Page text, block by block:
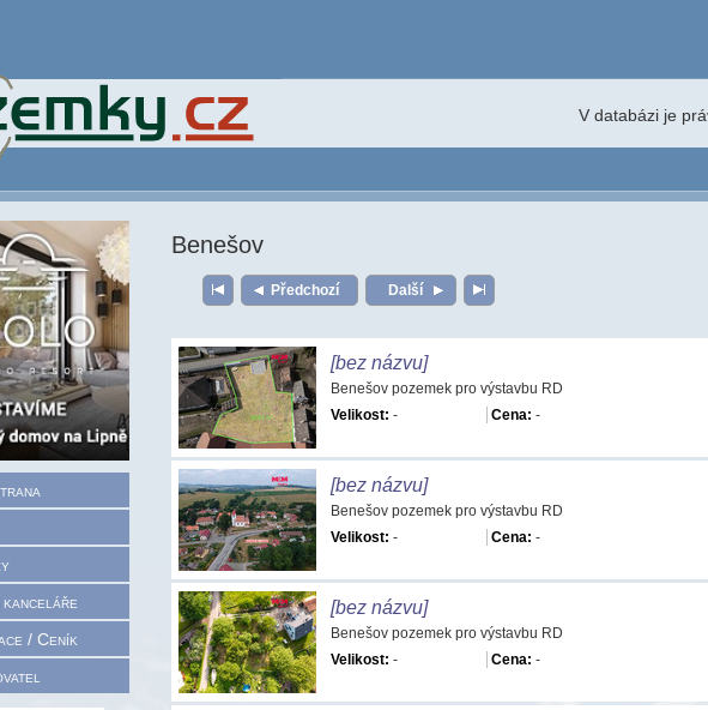
/ Ceník
V databázi je
Benešov
Předchozí Další
[bez názvu]
Benešov pozemek pro výstavbu RD
Velikost: - Cena: -
[bez názvu]
Benešov pozemek pro výstavbu RD
Velikost: - Cena: -
[bez názvu]
Benešov pozemek pro výstavbu RD
Velikost: - Cena: -